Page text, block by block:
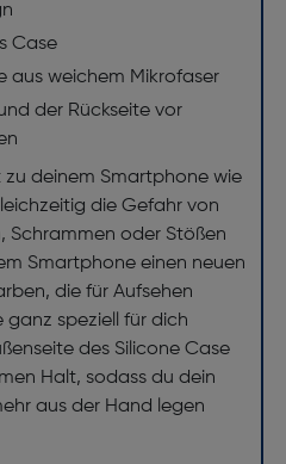
Case
aus weichem Mikrofaser
der Rückseite vor
zu deinem Smartphone wie
die Gefahr von
Schrammen oder Stößen
Smartphone einen neuen
die für Aufsehen
ganz speziell für dich
des Silicone Case
Halt, sodass du dein
aus der Hand legen